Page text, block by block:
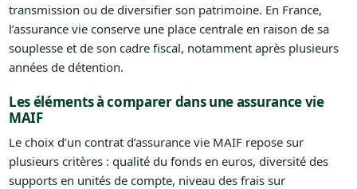
transmission ou de diversifier son patrimoine. En France,
l’assurance vie conserve une place centrale en raison de sa
souplesse et de son cadre fiscal, notamment après plusieurs
années de détention.
Les éléments à comparer dans une assurance vie
MAIF
Le choix d’un contrat d’assurance vie MAIF repose sur
plusieurs critères : qualité du fonds en euros, diversité des
supports en unités de compte, niveau des frais sur